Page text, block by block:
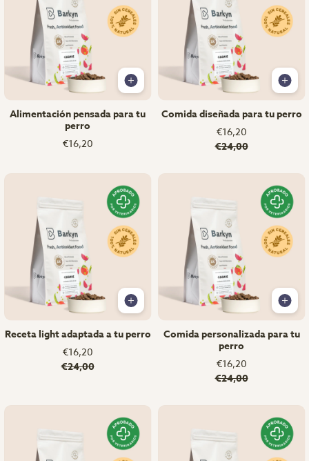
Alimentación pensada para tu
perro
€16,20
Comida diseñada para tu perro
€16,20
€24,00
Receta light adaptada a tu perro
€16,20
€24,00
Comida personalizada para tu
perro
€16,20
€24,00